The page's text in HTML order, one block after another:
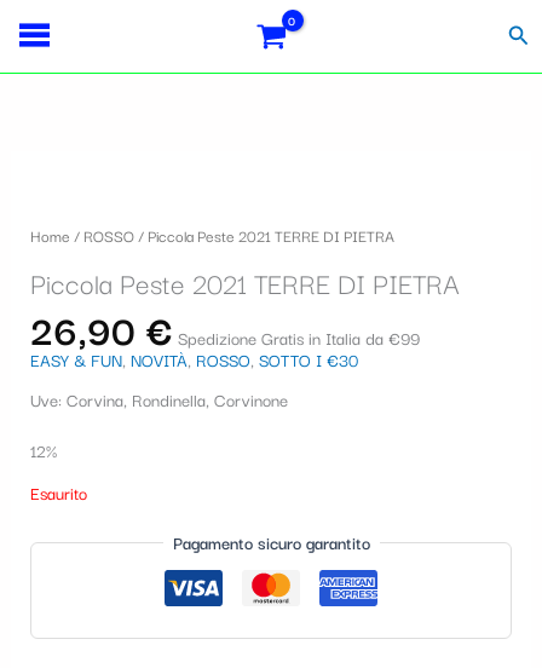
contenuto
Home / ROSSO/ Piccola Peste 2021 TERRE DI PIETRA
Piccola Peste 2021 TERRE DI PIETRA
26,90 € Spedizione Gratis in Italia da €99
EASY & FUN, NOVITÀ, ROSSO, SOTTO I €30
Uve: Corvina, Rondinella, Corvinone
12%
Esaurito
Pagamento sicuro garantito
S
o
n
a
u
n
a
c
g